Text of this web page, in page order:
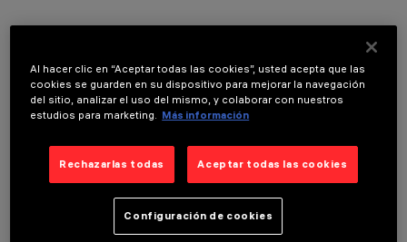
ACCESORIOS NECESARIOS
Es necesario pedir uno de los accesorios necesarios para instalar y utilizar correctamente el
Al hacer clic en “Aceptar todas las cookies”, usted acepta que las
cookies se guarden en su dispositivo para mejorar la navegación
del sitio, analizar el uso del mismo, y colaborar con nuestros
estudios para marketing.
Más información
Rechazarlas todas Aceptar todas las cookies
Configuración de cookies